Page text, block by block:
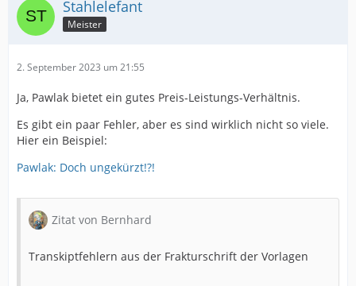
Stahlelefant
Meister
2. September 2023 um 21:55
Ja, Pawlak bietet ein gutes Preis-Leistungs-Verhältnis.
Es gibt ein paar Fehler, aber es sind wirklich nicht so viele.
Hier ein Beispiel:
Pawlak: Doch ungekürzt!?!
Zitat von Bernhard
Transkiptfehlern aus der Frakturschrift der Vorlagen